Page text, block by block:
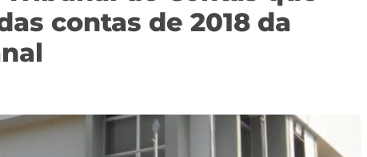
contas de 2018 da